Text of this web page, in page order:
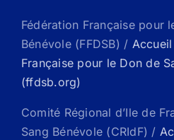
Fédération Française pour
Bénévole (FFDSB) /
Française pour le Don de
(ffdsb.org)
Comité Régional d’Ile de
Sang Bénévole (CRIdF) /